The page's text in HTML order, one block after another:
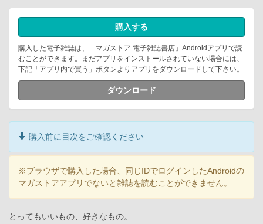
購入する
購入した電子雑誌は、「マガストア 電子雑誌書店」Androidアプリで読
むことができます。まだアプリをインストールされていない場合には、
下記「アプリ内で買う」ボタンよりアプリをダウンロードして下さい。
ダウンロード
購入前に目次をご確認ください
※ブラウザで購入した場合、同じIDでログインしたAndroidの
マガストアアプリでないと雑誌を読むことができません。
とってもいいもの、好きなもの。